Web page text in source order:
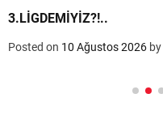
3.LİGDEMİYİZ?!..
Posted on 10 Ağustos 2026 by